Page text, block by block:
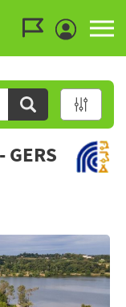
GERS